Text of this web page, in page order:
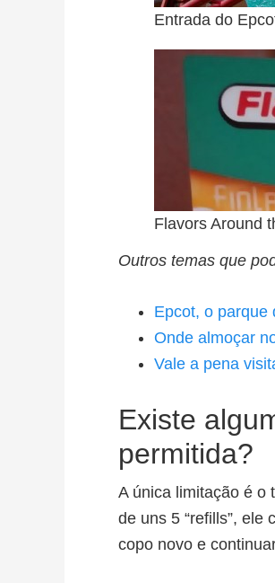
Entrada do
Flavors Around
Outros temas que
Epcot, o parque
Onde almoçar
Vale a pena
Existe
permitida?
A única limitação é o
de uns 5 “refills”, ele
copo novo e